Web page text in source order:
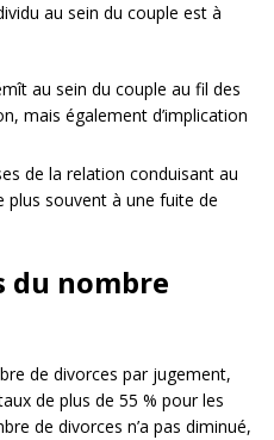
au sein du couple est à
au sein du couple au fil des
mais également d’implication
de la relation conduisant au
souvent à une fuite de
du nombre
de divorces par jugement,
de plus de 55 % pour les
de divorces n’a pas diminué,